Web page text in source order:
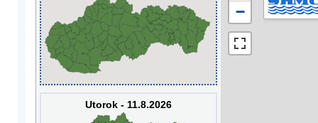
Utorok - 11.8.2026
−